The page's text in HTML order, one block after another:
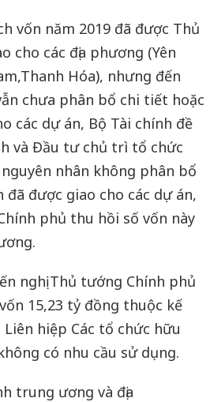
vốn năm 2019 đã được Thủ
cho các địa phương (Yên
Hóa), nhưng đến
chưa phân bổ chi tiết hoặc
các dự án, Bộ Tài chính đề
và Đầu tư chủ trì tổ chức
nhân không phân bổ
được giao cho các dự án,
phủ thu hồi số vốn này
nghị Thủ tướng Chính phủ
15,23 tỷ đồng thuộc kế
Liên hiệp Các tổ chức hữu
có nhu cầu sử dụng.
trung ương và địa